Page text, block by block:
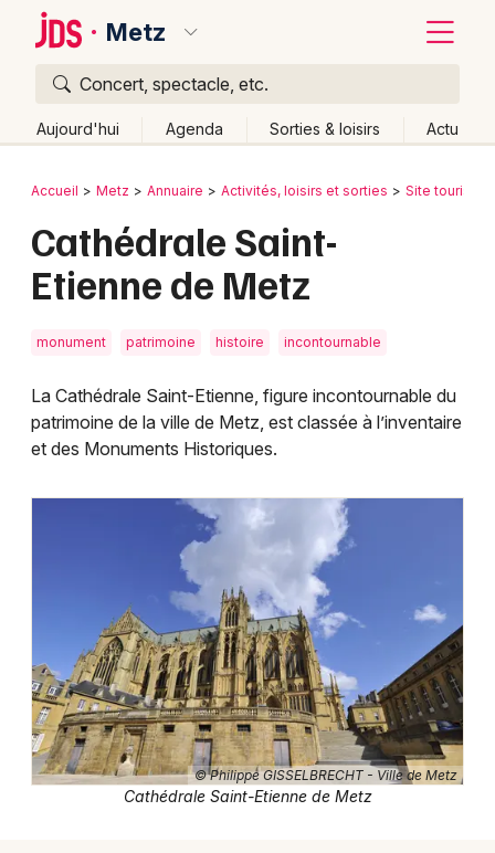
Metz
Concert, spectacle, etc.
Aujourd'hui Agenda Sorties & loisirs Actu
Publier un événement
Manifestations
Sports
Soirées
Sorties famille
Bordeaux
Colmar
Marseille
Mulhouse
Montpellier
Strasbourg
Toulouse
Toutes les villes
Retour
Accueil Metz Annuaire Activités, loisirs et sorties Site
Cathédrale Saint-
Etienne de Metz
monument patrimoine histoire incontournable
La Cathédrale Saint-Etienne, figure incontournable du
patrimoine de la ville de Metz, est classée à l’inventaire
et des Monuments Historiques.
© Philippe GISSELBRECHT - Ville de Metz
Cathédrale Saint-Etienne de Metz
Quoi ?
Où ?
Près de moi
Changer de lieu
Quand ?